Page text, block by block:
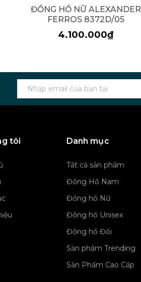
ĐỒNG HỒ NỮ ALEXANDER
FERROS 8372D/05
4.100.000₫
tôi Danh mục
Tất cả sản phẩm
Đồng Hồ Nam
Đồng hồ Nữ
Đồng hồ Unisex
Đồng hồ Đôi
Sản phẩm Trending
Sản Phẩm Cao Cấp